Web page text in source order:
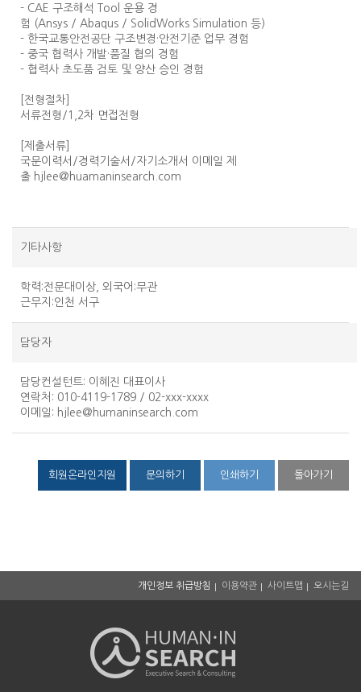
- CAE 구조해석 Tool 운용 경
험 (Ansys / Abaqus / SolidWorks Simulation 등)
- 한국교통안전공단 구조변경·안전기준 업무 경험
- 중국 협력사 개발·품질 협의 경험
- 협력사 초도품 검토 및 양산 승인 경험
[전형절차]
서류전형/1,2차 면접전형
[제출서류]
국문이력서/경력기술서/자기소개서 이메일 제
출 hjlee@huamaninsearch.com
기타사항
학력:전문대이상, 외국어:무관
근무지:인천 서구
담당자
담당컨설턴트: 이혜진 대표이사
연락처 : 010-4119-1789 / 02-xxx-xxxx
이메일 : hjlee@humaninsearch.com
회원온라인지원 문의하기 인쇄하기 돌아가기
개인정보 취급방침 이용약관 사이트맵 오시는길